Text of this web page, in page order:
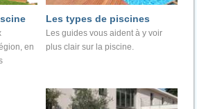
en
Les types de piscines
Les guides vous aident à y voir
plus clair sur la piscine.